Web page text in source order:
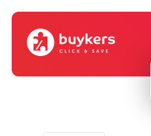
Infantil e para Mães